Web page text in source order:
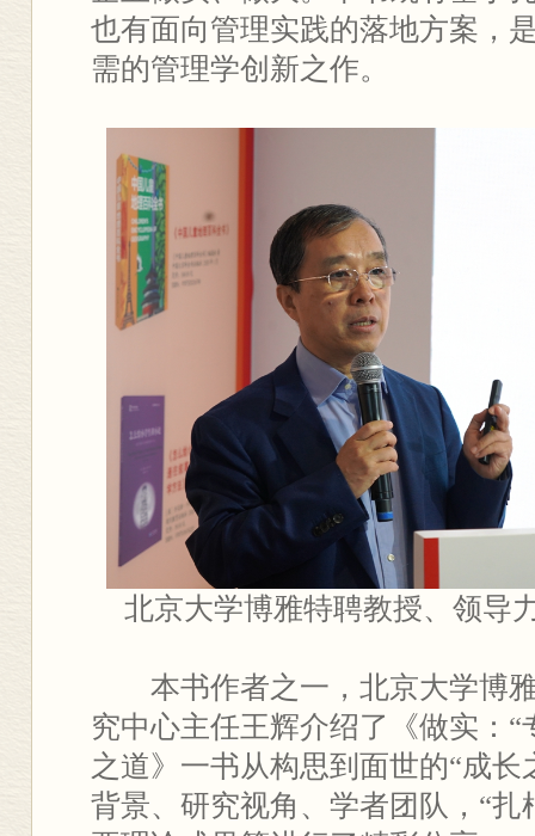
也有面向管理实践的落地方案，
需的管理学创新之作。
北京大学博雅特聘教授、领导
本书作者之一，北京大学博
究中心主任王辉介绍了《做实：“
之道》一书从构思到面世的“成长
背景、研究视角、学者团队，“扎